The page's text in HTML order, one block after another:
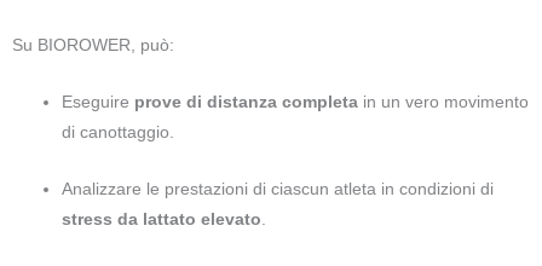
Su BIOROWER, può:
Eseguire prove di distanza completa in un vero movimento
di canottaggio.
Analizzare le prestazioni di ciascun atleta in condizioni di
stress da lattato elevato.